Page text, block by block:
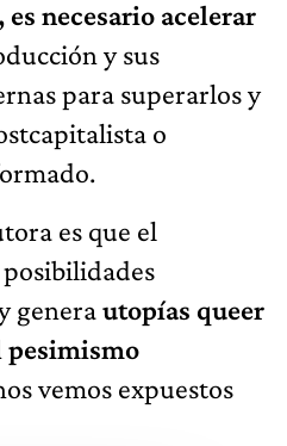
necesario acelerar
y sus
para superarlos y
o
es que el
generautopías queer
pesimismo
vemos expuestos